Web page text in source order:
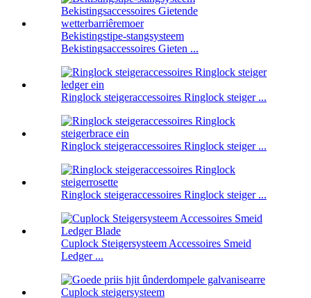
Bekistingstipe-stangsysteem
Bekistingsaccessoires Gieten ...
Ringlock steigeraccessoires Ringlock steiger ...
Ringlock steigeraccessoires Ringlock steiger ...
Ringlock steigeraccessoires Ringlock steiger ...
Cuplock Steigersysteem Accessoires Smeid
Ledger ...